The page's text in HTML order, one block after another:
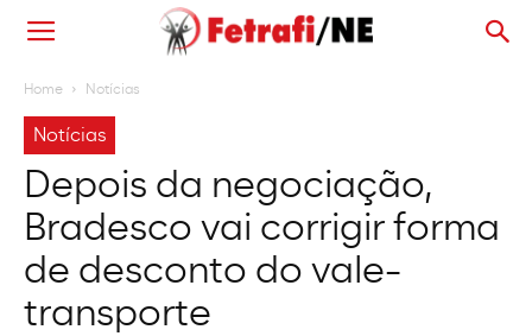
Home Notícias
Notícias
Depois da negociação,
Bradesco vai corrigir forma
de desconto do vale-
transporte